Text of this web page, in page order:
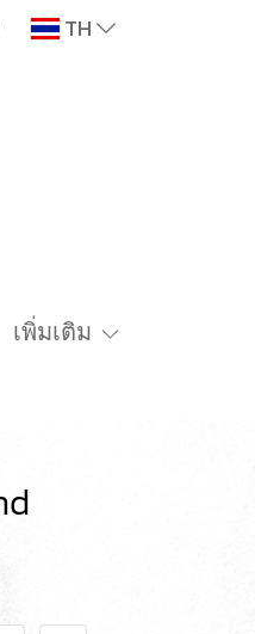
TH
เพิ่มเติม